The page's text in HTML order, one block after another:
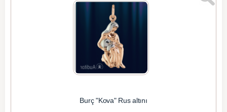
Burç "Kova" Rus altını